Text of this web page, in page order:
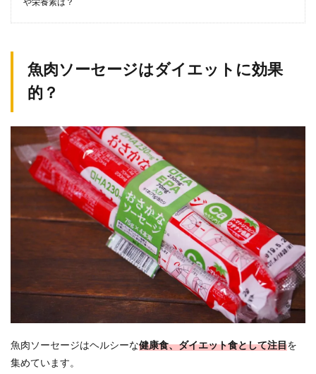
や栄養素は？
魚肉ソーセージはダイエットに効果
的？
魚肉ソーセージはヘルシーな健康食、ダイエット食として注目を
集めています。